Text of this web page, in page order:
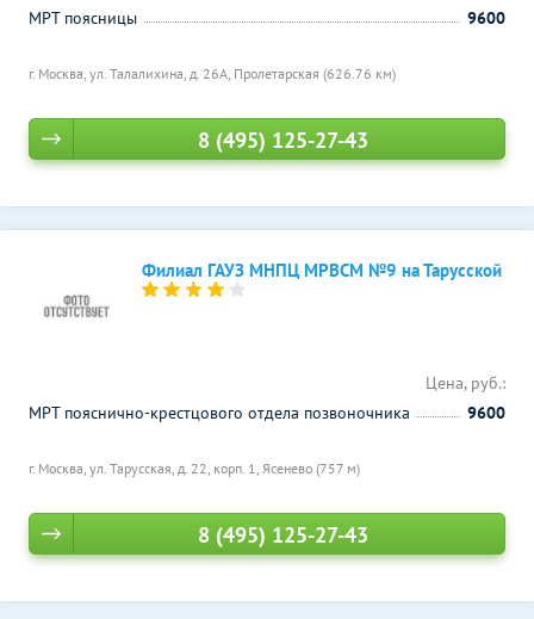
г. Москва, ул. Талалихина, д. 26А, Пролетарская (626.76 км)
МРТ поясницы
9600
8 (495) 125-27-43
Филиал ГАУЗ МНПЦ МРВСМ №9 на Тарусской
г. Москва, ул. Тарусская, д. 22, корп. 1, Ясенево (757 м)
Цена, руб.:
МРТ пояснично-крестцового отдела позвоночника
9600
8 (495) 125-27-43